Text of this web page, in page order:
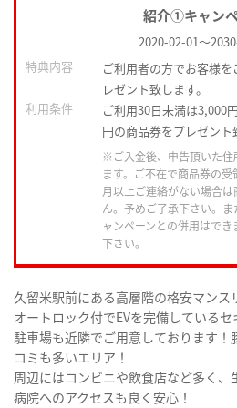
紹介①キャン
2020-02-01～
特典内容
ご利用者の方でお客様
レゼント致します。
利用条件
ご利用30日未満は3,000
円の商品券をプレゼント
※ご入金後、申告頂いた住
ます。ご不在で商品券の
月以上ご連絡がない場合
ん。予めご了承下さい。
ャンペーンとの併用はで
下さい。
久留米駅前にある高層階の格安マン
オートロック付でEVを完備しているセ
駐車場も近隣でご用意しております！
コミも多いエリア！
周辺にはコンビニや飲食店など多く
病院へのアクセスも良く安心！